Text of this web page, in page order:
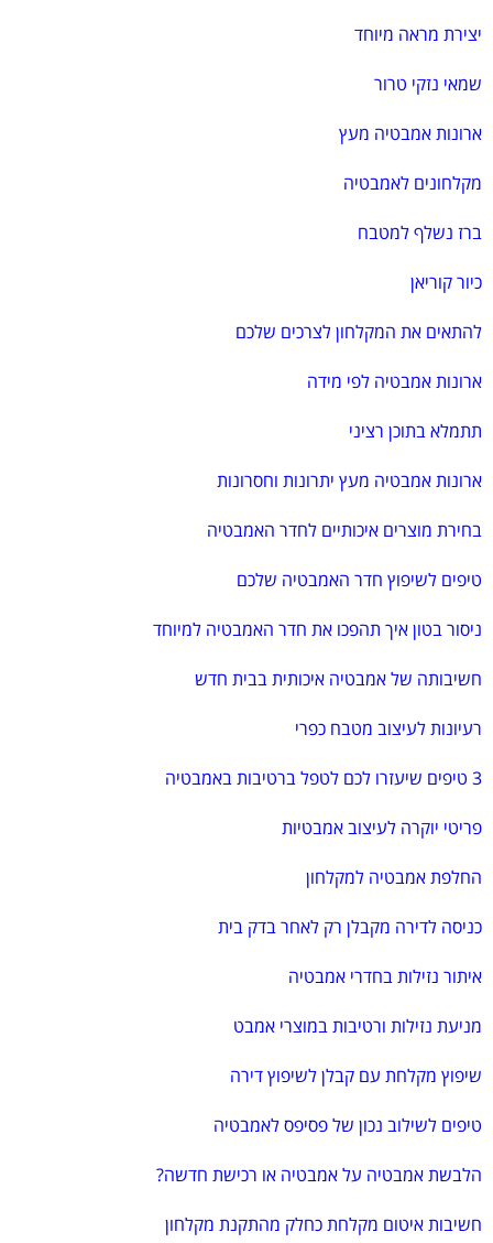
יצירת מראה מיוחד
שמאי נזקי טרור
ארונות אמבטיה מעץ
מקלחונים לאמבטיה
ברז נשלף למטבח
כיור קוריאן
להתאים את המקלחון לצרכים שלכם
ארונות אמבטיה לפי מידה
תתמלא בתוכן רציני
ארונות אמבטיה מעץ יתרונות וחסרונות
בחירת מוצרים איכותיים לחדר האמבטיה
טיפים לשיפוץ חדר האמבטיה שלכם
ניסור בטון איך תהפכו את חדר האמבטיה למיוחד
חשיבותה של אמבטיה איכותית בבית חדש
רעיונות לעיצוב מטבח כפרי
3 טיפים שיעזרו לכם לטפל ברטיבות באמבטיה
פריטי יוקרה לעיצוב אמבטיות
החלפת אמבטיה למקלחון
כניסה לדירה מקבלן רק לאחר בדק בית
איתור נזילות בחדרי אמבטיה
מניעת נזילות ורטיבות במוצרי אמבט
שיפוץ מקלחת עם קבלן לשיפוץ דירה
טיפים לשילוב נכון של פסיפס לאמבטיה
הלבשת אמבטיה על אמבטיה או רכישת חדשה?
חשיבות איטום מקלחת כחלק מהתקנת מקלחון